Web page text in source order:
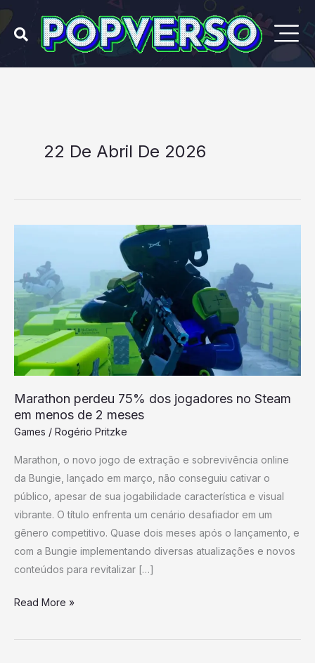
Ir
para
22 De Abril De 2026
Marathon perdeu 75% dos jogadores no Steam
em menos de 2 meses
Games / Rogério Pritzke
Marathon, o novo jogo de extração e sobrevivência online
da Bungie, lançado em março, não conseguiu cativar o
público, apesar de sua jogabilidade característica e visual
vibrante. O título enfrenta um cenário desafiador em um
gênero competitivo. Quase dois meses após o lançamento, e
com a Bungie implementando diversas atualizações e novos
conteúdos para revitalizar […]
75%
dos
jogadores
no
Steam
em
menos
de
2
meses
Read More »